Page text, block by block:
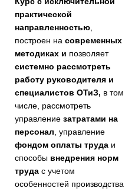
практической
направленностью
построен на современных
методиках и позволяет
системно рассмотреть
работу руководителя и
специалистов ОТиЗ, в том
числе, рассмотреть
управление затратами на
персонал , управление
фондом оплаты труда и
способы внедрения норм
труда с учетом
особенностей производства